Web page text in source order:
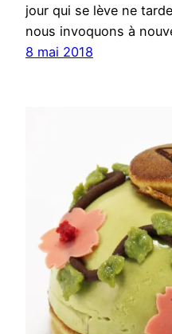
jour qui se lève ne
nous invoquons à
8 mai 2018